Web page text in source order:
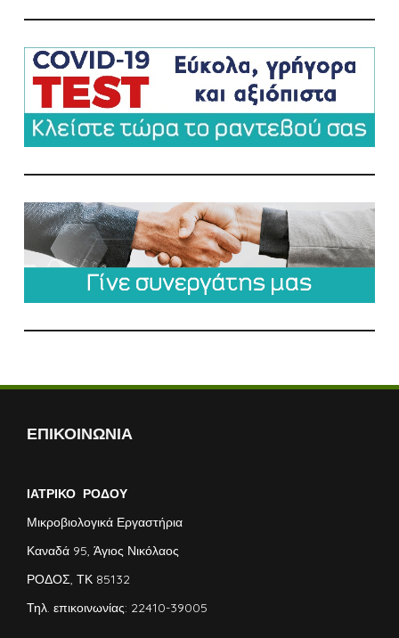
ΕΠΙΚΟΙΝΩΝΙΑ
ΙΑΤΡΙΚΟ ΡΟΔΟΥ
Μικροβιολογικά Εργαστήρια
Καναδά 95, Άγιος Νικόλαος
ΡΟΔΟΣ, ΤΚ 85132
Τηλ. επικοινωνίας: 22410-39005